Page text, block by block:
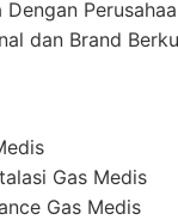
dan Brand
Gas Medis
Gas Medis